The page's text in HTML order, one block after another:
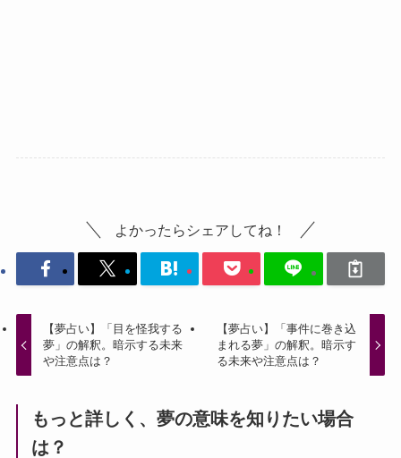
よかったらシェアしてね！
【夢占い】「目を怪我する
夢」の解釈。暗示する未来
や注意点は？
【夢占い】「事件に巻き込
まれる夢」の解釈。暗示す
る未来や注意点は？
もっと詳しく、夢の意味を知りたい場合
は？